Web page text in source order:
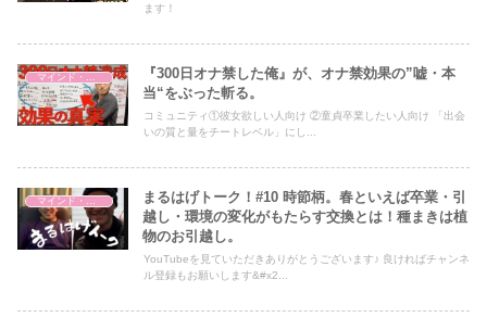
ます！
『300日オナ禁した俺』が、オナ禁効果の”嘘・本
当“をぶった斬る。
コミュニティ①彼女欲しい人向け ②童貞卒業したい人向け 「出会
いの質と量をチートレベル」にし...
まるはげトーク！#10 時節柄。春といえば卒業・引
越し・環境の変化がもたらす交換とは！種まきは植
物のお引越し。
YouTubeを見ていただきありがとうございます♪ 良ければチャンネ
ル登録もお願いします&#x2...